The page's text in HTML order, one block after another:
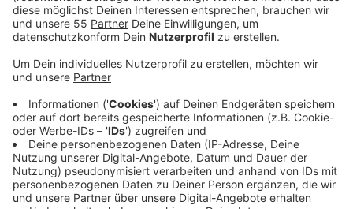
39 Jahre alten Männer aus Krefeld und Viersen
sollen Teil des Missbrauchskomplex von Bergisch
Gladbach sein.
Veröffentlicht: Montag, 07.09.2020 15:35
Anzeige
Die Urteile des ersten landedsweiten Prozesses in
dem Fall sollen am Freitag (11.09.) fallen. Die Männer